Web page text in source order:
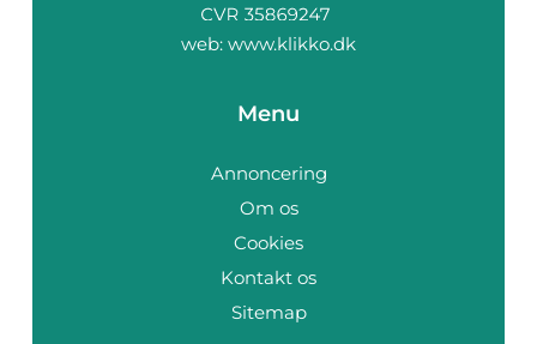
web: www.klikko.dk
Menu
Annoncering
Om os
Cookies
Kontakt os
Sitemap